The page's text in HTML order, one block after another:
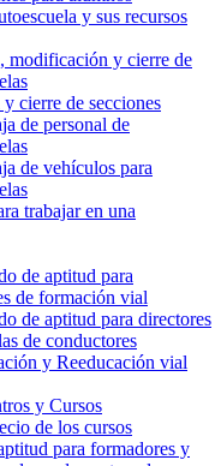
y sus recursos
modificación y cierre de
cierre de secciones
de personal de
de vehículos para
trabajar en una
de aptitud para
de formación vial
de aptitud para directores
de conductores
y Reeducación vial
y Cursos
de los cursos
para formadores y